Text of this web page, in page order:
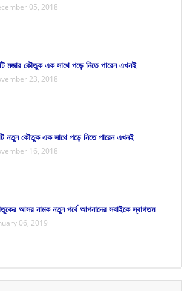
05, 2018
মজার কৌতুক এক সাথে পড়ে নিতে পারেন এখনই
23, 2018
নতুন কৌতুক এক সাথে পড়ে নিতে পারেন এখনই
16, 2018
আসর নামক নতুন পর্বে আপনাদের সবাইকে স্বাগতম
06, 2019